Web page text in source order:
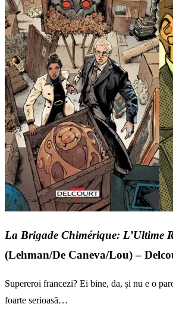
La Brigade Chimérique: L’Ultime
(Lehman/De Caneva/Lou) –
Supereroi francezi? Ei bine, da, și nu e o
foarte serioasă…